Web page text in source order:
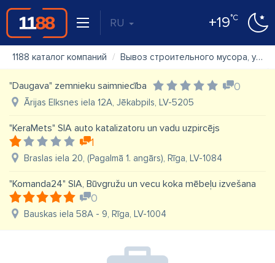
RU +19°C
1188 каталог компаний Вывоз строительного мусора, управление отходами
"Daugava" zemnieku saimniecība 0
Ārijas Elksnes iela 12A, Jēkabpils, LV-5205
"KeraMets" SIA auto katalizatoru un vadu uzpircējs
1
Braslas iela 20, (Pagalmā 1. angārs), Rīga, LV-1084
"Komanda24" SIA, Būvgružu un vecu koka mēbeļu izvešana
0
Bauskas iela 58A - 9, Rīga, LV-1004